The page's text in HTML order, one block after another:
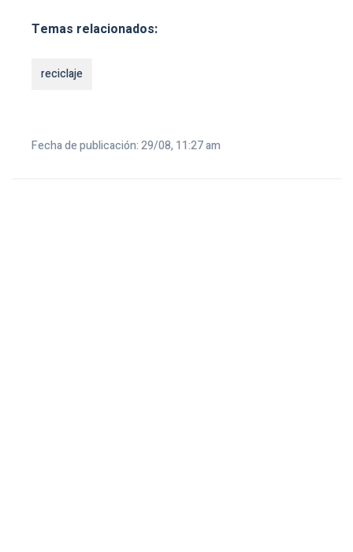
Temas relacionados:
reciclaje
Fecha de publicación: 29/08, 11:27 am